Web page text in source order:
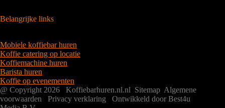
Belangrijke links
Mobiele koffiebar huren
Koffie catering op locatie
Koffiemachine huren
Barista huren
Koffie op evenementen
@ Copyright 2026 Koffiebarhuren.nl.nl Sitemap Algemene
voorwaarden
Privacy verklaring
Ontwikkeld door Best4u